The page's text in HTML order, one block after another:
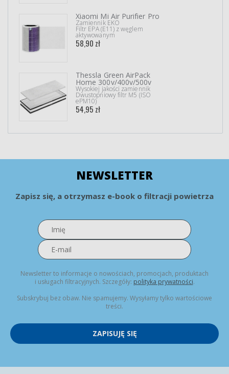
Xiaomi Mi Air Purifier Pro
Zamiennik EKO
Filtr EPA (E11) z węglem
aktywowanym
58,90 zł
Thessla Green AirPack
Home 300v/400v/500v
Wysokiej jakości zamiennik
Dwustopniowy filtr M5 (ISO
ePM10)
54,95 zł
NEWSLETTER
Zapisz się, a otrzymasz e-book o filtracji powietrza
Newsletter to informacje o nowościach, promocjach, produktach
i usługach filtracyjnych. Szczegóły: polityka prywatności.
Subskrybuj bez obaw. Nie spamujemy. Wysyłamy tylko wartościowe
treści.
ZAPISUJĘ SIĘ